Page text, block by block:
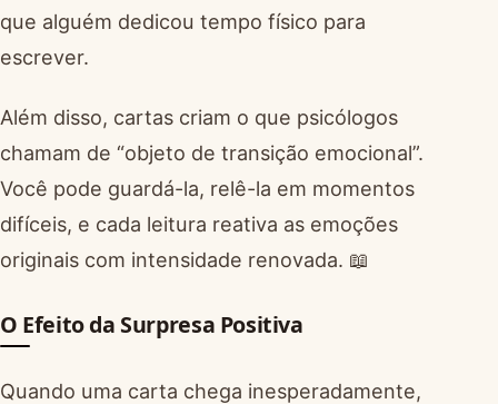
que alguém dedicou tempo físico para
escrever.
Além disso, cartas criam o que psicólogos
chamam de “objeto de transição emocional”.
Você pode guardá-la, relê-la em momentos
difíceis, e cada leitura reativa as emoções
originais com intensidade renovada. 📖
O Efeito da Surpresa Positiva
Quando uma carta chega inesperadamente,